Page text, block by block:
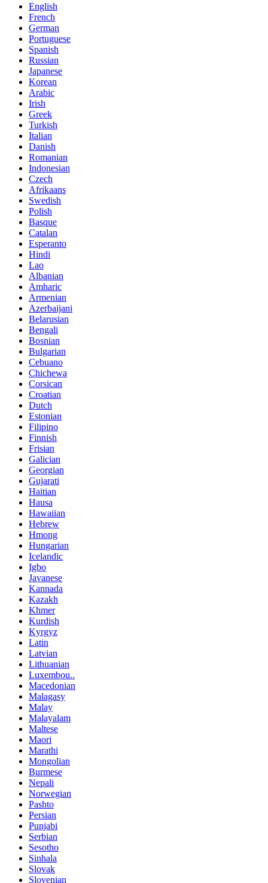
English
French
German
Portuguese
Spanish
Russian
Japanese
Korean
Arabic
Irish
Greek
Turkish
Italian
Danish
Romanian
Indonesian
Czech
Afrikaans
Swedish
Polish
Basque
Catalan
Esperanto
Hindi
Lao
Albanian
Amharic
Armenian
Azerbaijani
Belarusian
Bengali
Bosnian
Bulgarian
Cebuano
Chichewa
Corsican
Croatian
Dutch
Estonian
Filipino
Finnish
Frisian
Galician
Georgian
Gujarati
Haitian
Hausa
Hawaiian
Hebrew
Hmong
Hungarian
Icelandic
Igbo
Javanese
Kannada
Kazakh
Khmer
Kurdish
Kyrgyz
Latin
Latvian
Lithuanian
Luxembou..
Macedonian
Malagasy
Malay
Malayalam
Maltese
Maori
Marathi
Mongolian
Burmese
Nepali
Norwegian
Pashto
Persian
Punjabi
Serbian
Sesotho
Sinhala
Slovak
Slovenian